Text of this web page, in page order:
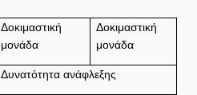
Δοκιμαστική
μονάδα
Δοκιμαστική
μονάδα
Δυνατότητα ανάφλεξης